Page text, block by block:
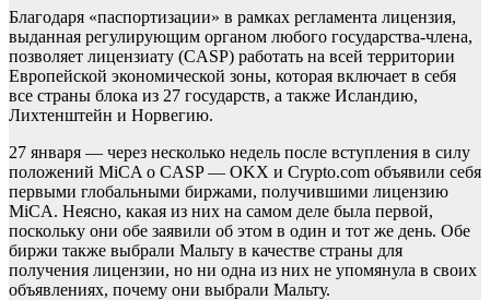
Благодаря «паспортизации» в рамках регламента лицензия,
выданная регулирующим органом любого государства-члена,
позволяет лицензиату (CASP) работать на всей территории
Европейской экономической зоны, которая включает в себя
все страны блока из 27 государств, а также Исландию,
Лихтенштейн и Норвегию.
27 января — через несколько недель после вступления в силу
положений MiCA о CASP — OKX и Crypto.com объявили себя
первыми глобальными биржами, получившими лицензию
MiCA. Неясно, какая из них на самом деле была первой,
поскольку они обе заявили об этом в один и тот же день. Обе
биржи также выбрали Мальту в качестве страны для
получения лицензии, но ни одна из них не упомянула в своих
объявлениях, почему они выбрали Мальту.